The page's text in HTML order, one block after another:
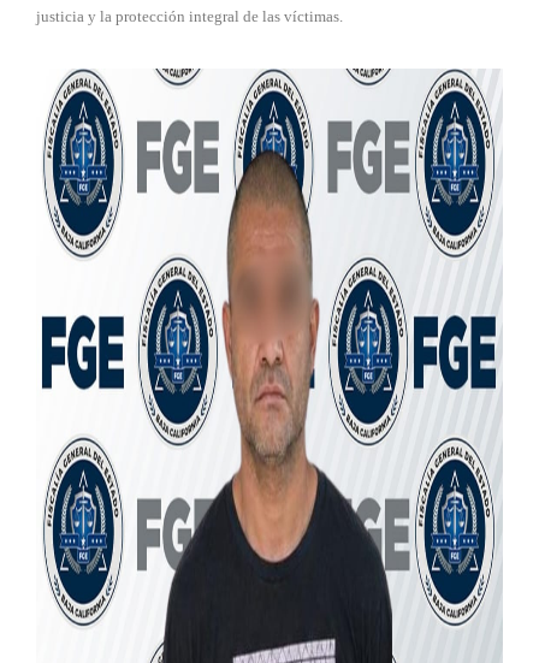
justicia y la protección integral de las víctimas.